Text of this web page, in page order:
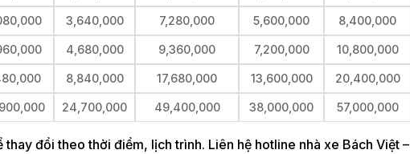
3,640,000 7,280,000 5,600,000 8,400,000
4,680,000 9,360,000 7,200,000 10,800,000
8,840,000 17,680,000 13,600,000 20,400,000
24,700,000 49,400,000 38,000,000 57,000,000
thay đổi theo thời điểm, lịch trình. Liên hệ hotline nhà xe Bách Việt –